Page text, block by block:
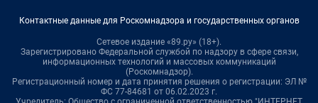
Контактные данные для Роскомнадзора и государственных органов
Сетевое издание «89.ру» (18+).
Зарегистрировано Федеральной службой по надзору в сфере связи,
информационных технологий и массовых коммуникаций
(Роскомнадзор).
Регистрационный номер и дата принятия решения о регистрации: ЭЛ №
ФС 77-84681 от 06.02.2023 г.